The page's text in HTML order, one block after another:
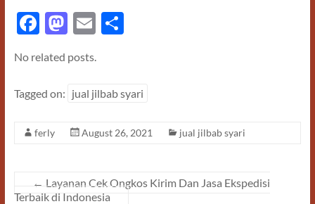
F
e
b
o
M
to
d
n
E
ail
S
e
No related posts.
Tagged on: jual jilbab syari
ferly August 26, 2021 jual jilbab syari
← Layanan Cek Ongkos Kirim Dan Jasa Ekspedisi
Terbaik di Indonesia